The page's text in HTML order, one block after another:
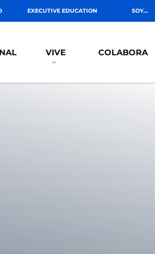
EXECUTIVE EDUCATION SOY...
VIVE COLABORA